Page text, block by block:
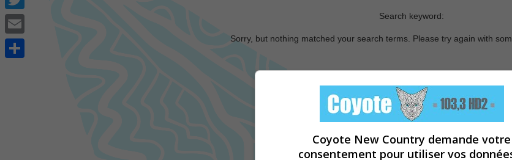
Search keyword:
Sorry, but nothing matched your search terms. Please try again with
Twitter
Email
Coyote New Country demande votre
consentement pour utiliser vos